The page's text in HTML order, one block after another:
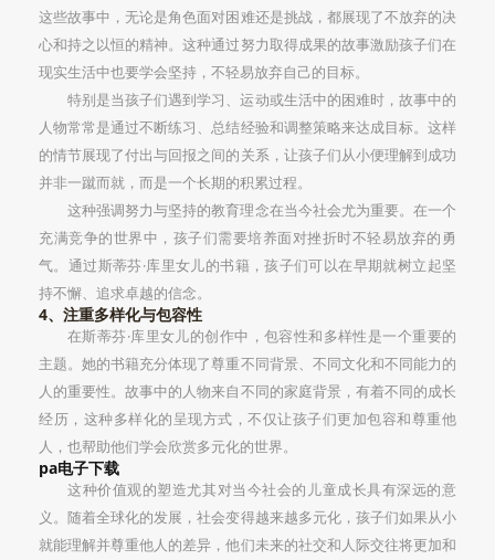
这些故事中，无论是角色面对困难还是挑战，都展现了不放弃的决
心和持之以恒的精神。这种通过努力取得成果的故事激励孩子们在
现实生活中也要学会坚持，不轻易放弃自己的目标。
特别是当孩子们遇到学习、运动或生活中的困难时，故事中的
人物常常是通过不断练习、总结经验和调整策略来达成目标。这样
的情节展现了付出与回报之间的关系，让孩子们从小便理解到成功
并非一蹴而就，而是一个长期的积累过程。
这种强调努力与坚持的教育理念在当今社会尤为重要。在一个
充满竞争的世界中，孩子们需要培养面对挫折时不轻易放弃的勇
气。通过斯蒂芬·库里女儿的书籍，孩子们可以在早期就树立起坚
持不懈、追求卓越的信念。
4、注重多样化与包容性
在斯蒂芬·库里女儿的创作中，包容性和多样性是一个重要的
主题。她的书籍充分体现了尊重不同背景、不同文化和不同能力的
人的重要性。故事中的人物来自不同的家庭背景，有着不同的成长
经历，这种多样化的呈现方式，不仅让孩子们更加包容和尊重他
人，也帮助他们学会欣赏多元化的世界。
pa电子下载
这种价值观的塑造尤其对当今社会的儿童成长具有深远的意
义。随着全球化的发展，社会变得越来越多元化，孩子们如果从小
就能理解并尊重他人的差异，他们未来的社交和人际交往将更加和